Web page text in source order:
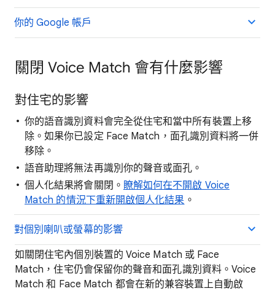
你的 Google 帳戶
關閉 Voice Match 會有什麼影響
對住宅的影響
你的語音識別資料會完全從住宅和當中所有裝置上移
除。如果你已設定 Face Match，面孔識別資料將一併
移除。
語音助理將無法再識別你的聲音或面孔。
個人化結果將會關閉。 瞭解如何在不開啟 Voice
Match 的情況下重新開啟個人化結果 。
對個別喇叭或螢幕的影響
如關閉住宅內個別裝置的 Voice Match 或 Face
Match，住宅仍會保留你的聲音和面孔識別資料。Voice
Match 和 Face Match 都會在新的兼容裝置上自動啟